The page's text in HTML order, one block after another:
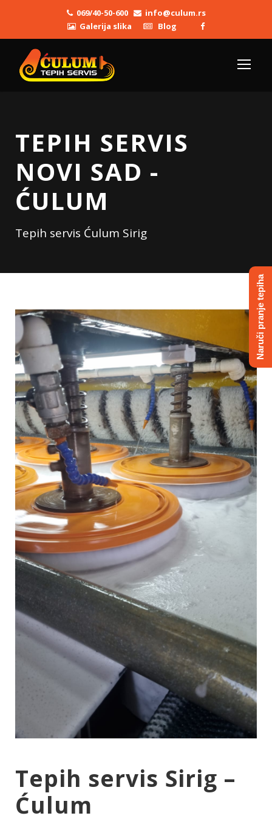
069/40-50-600
info@culum.rs
Galerija slika
Blog
TEPIH SERVIS
NOVI SAD -
ĆULUM
Tepih servis Ćulum Sirig
Tepih servis Sirig –
Ćulum
Naruči pranje tepiha